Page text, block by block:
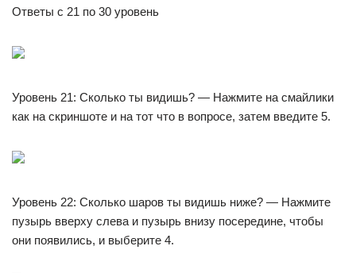
Ответы с 21 по 30 уровень
Уровень 21: Сколько ты видишь? — Нажмите на смайлики
как на скриншоте и на тот что в вопросе, затем введите 5.
Уровень 22: Сколько шаров ты видишь ниже? — Нажмите
пузырь вверху слева и пузырь внизу посередине, чтобы
они появились, и выберите 4.